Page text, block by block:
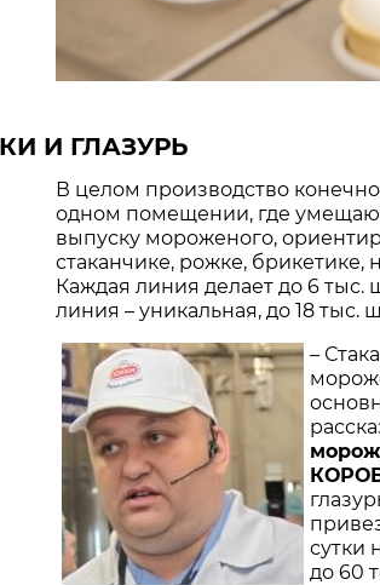
И ГЛАЗУРЬ
В целом производство
одном помещении, где
выпуску мороженого,
стаканчике, рожке, брикетике,
Каждая линия делает до 6 тыс.
линия – уникальная, до 18 тыс.
–
сутки
до 60